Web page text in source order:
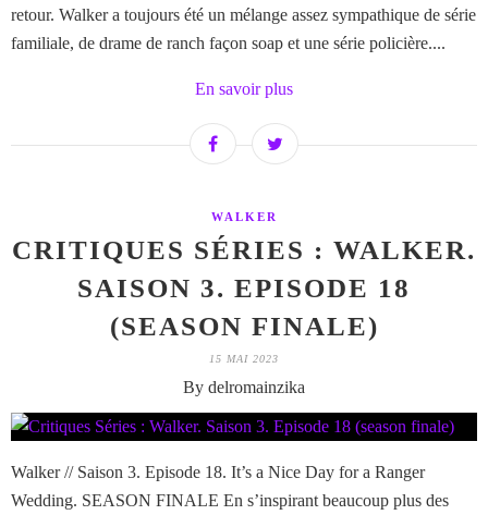
retour. Walker a toujours été un mélange assez sympathique de série
familiale, de drame de ranch façon soap et une série policière....
En savoir plus
WALKER
CRITIQUES SÉRIES : WALKER.
SAISON 3. EPISODE 18
(SEASON FINALE)
15 MAI 2023
By delromainzika
Walker // Saison 3. Episode 18. It’s a Nice Day for a Ranger
Wedding. SEASON FINALE En s’inspirant beaucoup plus des